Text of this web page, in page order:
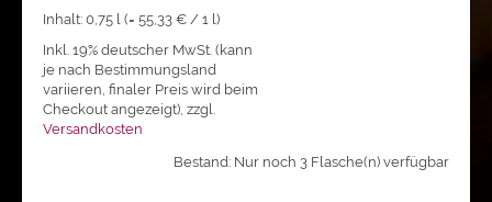
Inhalt: 0,75 l (= 55,33 €/ 1 l)
Inkl. 19% deutscher MwSt. (kann
je nach Bestimmungsland
variieren, finaler Preis wird beim
Checkout angezeigt), zzgl.
Versandkosten
Bestand: Nur noch 3 Flasche(n) verfügbar